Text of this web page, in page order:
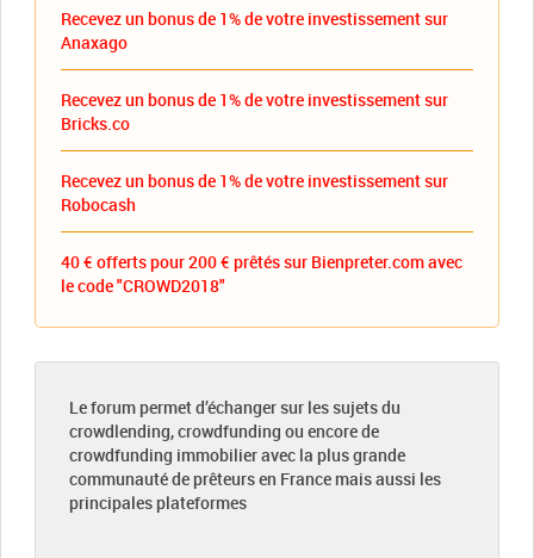
Recevez un bonus de 1% de votre investissement sur
Anaxago
Recevez un bonus de 1% de votre investissement sur
Bricks.co
Recevez un bonus de 1% de votre investissement sur
Robocash
40 € offerts pour 200 € prêtés sur Bienpreter.com avec
le code "CROWD2018"
Le forum permet d’échanger sur les sujets du
crowdlending, crowdfunding ou encore de
crowdfunding immobilier avec la plus grande
communauté de prêteurs en France mais aussi les
principales plateformes